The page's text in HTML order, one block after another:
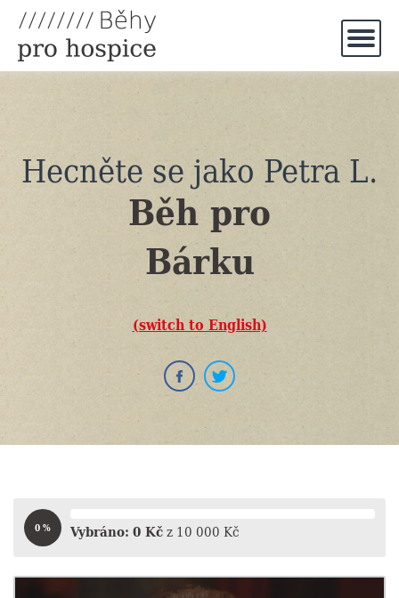
Hecněte se jako Petra L.
Běh pro
Bárku
(switch to English)
0 % Vybráno: 0 Kčz 10 000 Kč